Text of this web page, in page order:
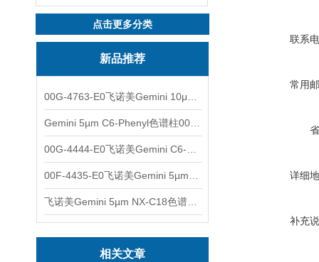
点击更多分类
新品推荐
相关文章
联系
常用
详细
补充